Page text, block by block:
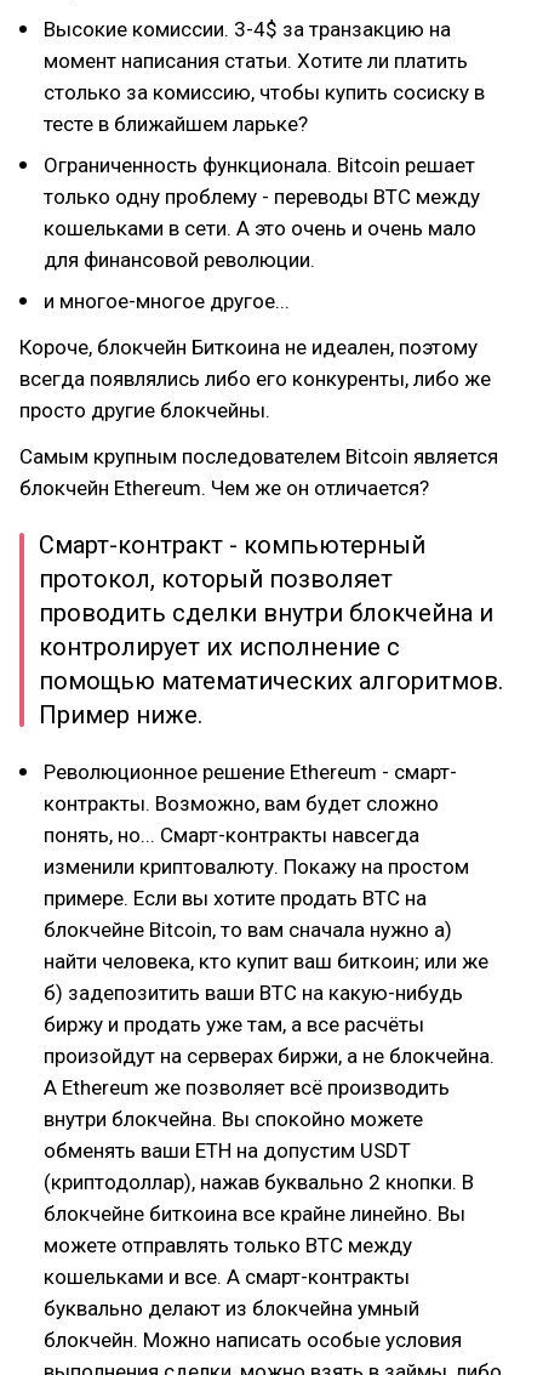
Высокие комиссии. 3-4$ за транзакцию на
момент написания статьи. Хотите ли платить
столько за комиссию, чтобы купить сосиску в
тесте в ближайшем ларьке?
Ограниченность функционала. Bitcoin решает
только одну проблему - переводы BTC между
кошельками в сети. А это очень и очень мало
для финансовой революции.
и многое-многое другое...
Короче, блокчейн Биткоина не идеален, поэтому
всегда появлялись либо его конкуренты, либо же
просто другие блокчейны.
Самым крупным последователем Bitcoin является
блокчейн Ethereum. Чем же он отличается?
Смарт-контракт - компьютерный
протокол, который позволяет
проводить сделки внутри блокчейна и
контролирует их исполнение с
помощью математических алгоритмов.
Пример ниже.
Революционное решение Ethereum - смарт-
контракты. Возможно, вам будет сложно
понять, но... Смарт-контракты навсегда
изменили криптовалюту. Покажу на простом
примере. Если вы хотите продать BTC на
блокчейне Bitcoin, то вам сначала нужно а)
найти человека, кто купит ваш биткоин; или же
б) задепозитить ваши BTC на какую-нибудь
биржу и продать уже там, а все расчёты
произойдут на серверах биржи, а не блокчейна.
А Ethereum же позволяет всё производить
внутри блокчейна. Вы спокойно можете
обменять ваши ETH на допустим USDT
(криптодоллар), нажав буквально 2 кнопки. В
блокчейне биткоина все крайне линейно. Вы
можете отправлять только BTC между
кошельками и все. А смарт-контракты
буквально делают из блокчейна умный
блокчейн. Можно написать особые условия